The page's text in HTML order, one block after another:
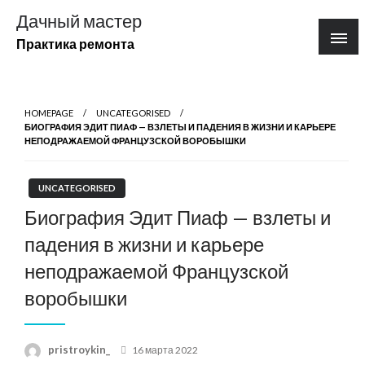
содержимому
Дачный мастер
Практика ремонта
HOMEPAGE
UNCATEGORISED
БИОГРАФИЯ ЭДИТ ПИАФ — ВЗЛЕТЫ И ПАДЕНИЯ В ЖИЗНИ И КАРЬЕРЕ
НЕПОДРАЖАЕМОЙ ФРАНЦУЗСКОЙ ВОРОБЫШКИ
UNCATEGORISED
Биография Эдит Пиаф — взлеты и
падения в жизни и карьере
неподражаемой Французской
воробышки
pristroykin_
Posted
16 марта 2022